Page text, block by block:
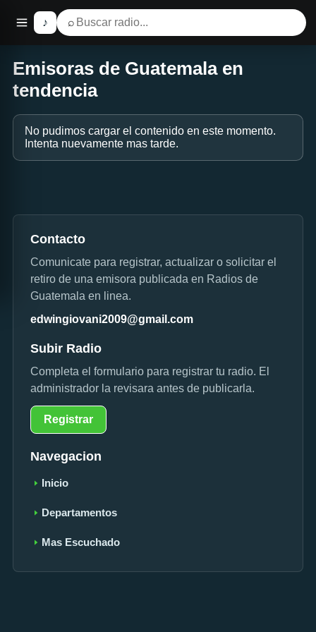
♪ ⌕
Emisoras de Guatemala en
tendencia
No pudimos cargar el contenido en este momento.
Intenta nuevamente mas tarde.
Contacto
Comunicate para registrar, actualizar o solicitar el
retiro de una emisora publicada en Radios de
Guatemala en linea.
edwingiovani2009@gmail.com
Subir Radio
Completa el formulario para registrar tu radio. El
administrador la revisara antes de publicarla.
Registrar
Navegacion
Inicio
Departamentos
Mas Escuchado